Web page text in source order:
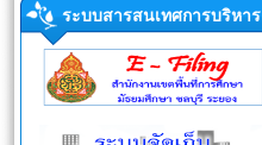
ระบบสารสนเทศการบริหาร